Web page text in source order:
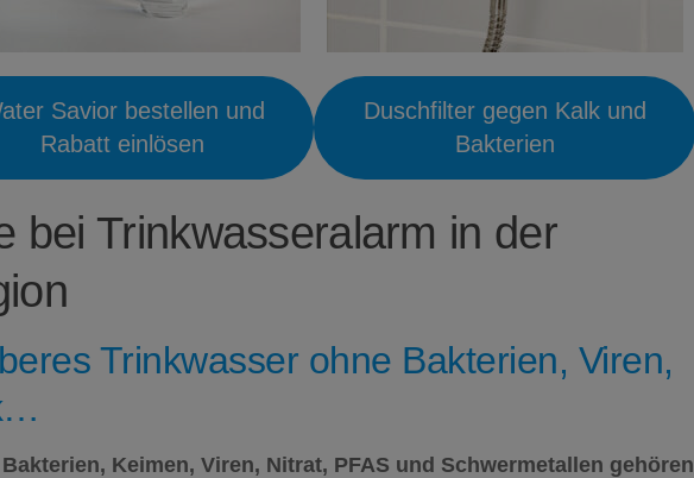
Savior bestellen und
Rabatt einlösen
Duschfilter gegen Kalk und
Bakterien
bei Trinkwasseralarm in der
Trinkwasser ohne Bakterien, Viren,
Keimen, Viren, Nitrat, PFAS und Schwermetallen gehören